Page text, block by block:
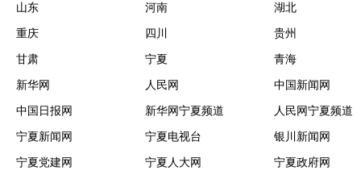
山东 河南 湖北
重庆 四川 贵州
甘肃 宁夏 青海
新华网 人民网 中国新闻网
中国日报网 新华网宁夏频道 人民网宁夏频道
宁夏新闻网 宁夏电视台 银川新闻网
宁夏党建网 宁夏人大网 宁夏政府网